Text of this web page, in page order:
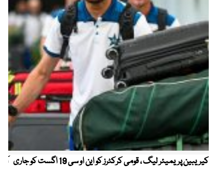
کیریبین پریمیئر لیگ ، قومی کرکٹرز کو این او سی 19 اگست کو جاری